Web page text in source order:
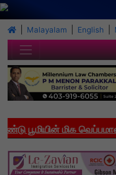
Malayalam English
பூமியின் மிக வெப்பமான